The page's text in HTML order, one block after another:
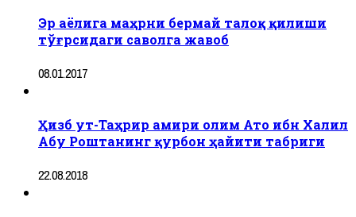
Эр аёлига маҳрни бермай талоқ қилиши
тўғрсидаги саволга жавоб
08.01.2017
Ҳизб ут-Таҳрир амири олим Ато ибн Халил
Абу Роштанинг қурбон ҳайити табриги
22.08.2018